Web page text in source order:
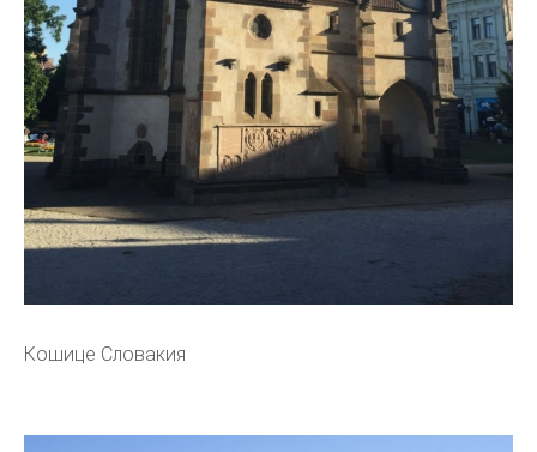
Кошице Словакия